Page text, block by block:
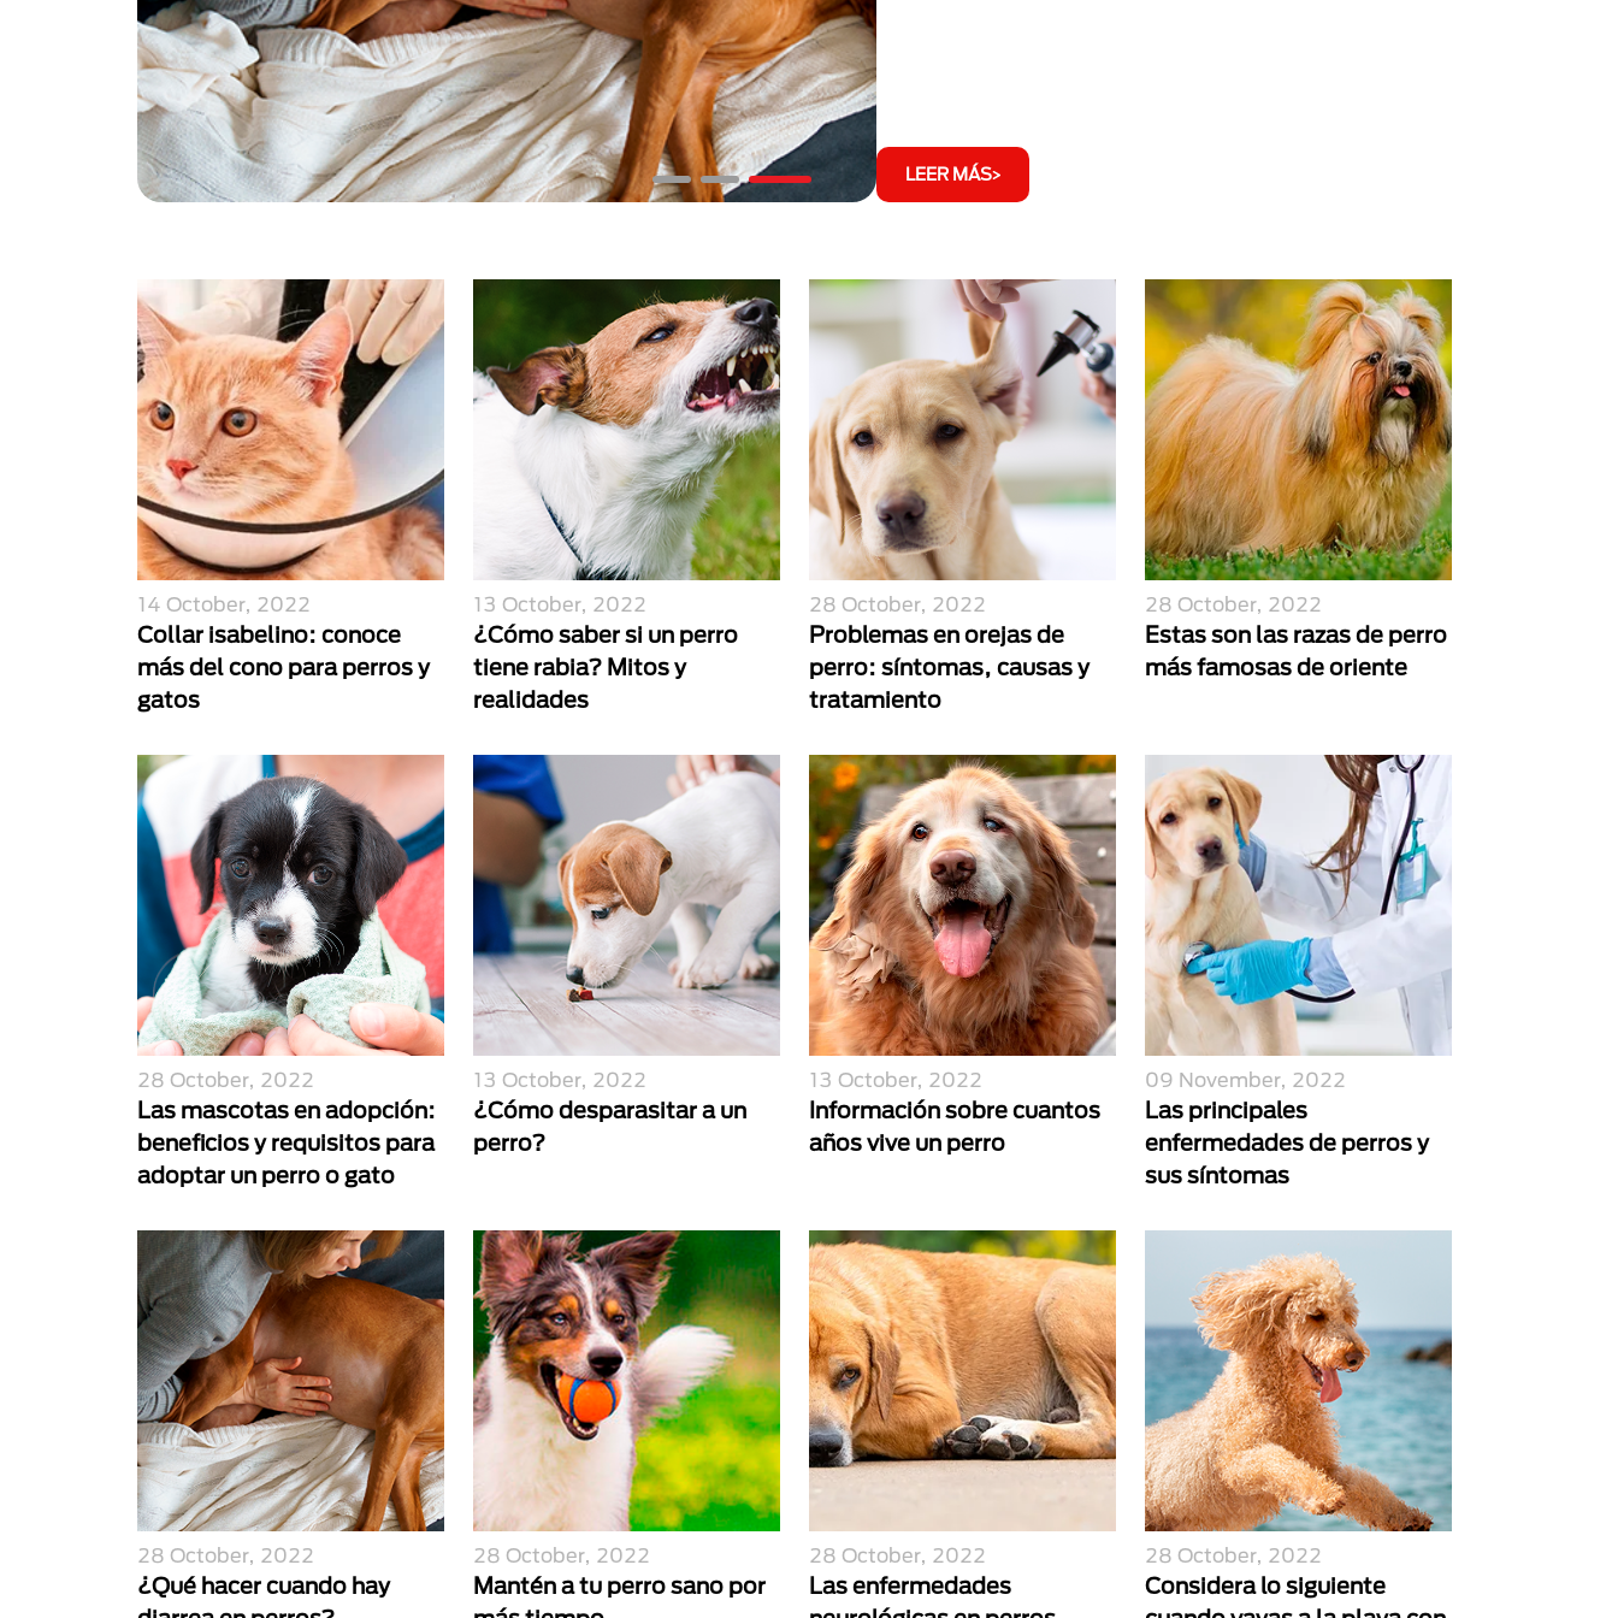
LEER MÁS
14 October, 2022
Collar isabelino: conoce
más del cono para perros y
gatos
13 October, 2022
¿Cómo saber si un perro
tiene rabia? Mitos y
realidades
28 October, 2022
Problemas en orejas de
perro: síntomas, causas y
tratamiento
28 October, 2022
Estas son las razas de perro
más famosas de oriente
28 October, 2022
Las mascotas en adopción:
beneficios y requisitos para
adoptar un perro o gato
13 October, 2022
¿Cómo desparasitar a un
perro?
13 October, 2022
Información sobre cuantos
años vive un perro
09 November, 2022
Las principales
enfermedades de perros y
sus síntomas
28 October, 2022
¿Qué hacer cuando hay
28 October, 2022
Mantén a tu perro sano por
28 October, 2022
Las enfermedades
28 October, 2022
Considera lo siguiente